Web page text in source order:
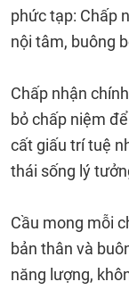
phức tạp: Chấp
nội tâm, buông
Chấp nhận
bỏ chấp niệm
cất giấu trí tuệ
thái sống lý
Cầu mong mỗi
bản thân và
năng lượng,